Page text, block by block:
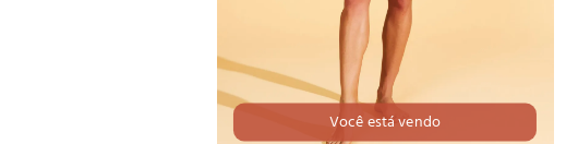
Você está vendo
40 42 44 46